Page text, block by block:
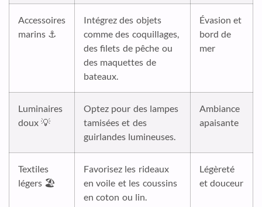
Accessoires
marins ⚓
Intégrez des objets
comme des coquillages,
des filets de pêche ou
des maquettes de
bateaux.
Évasion et
bord de
mer
Luminaires
doux 💡
Optez pour des lampes
tamisées et des
guirlandes lumineuses.
Ambiance
apaisante
Textiles
légers 🏖️
Favorisez les rideaux
en voile et les coussins
en coton ou lin.
Légèreté
et douceur